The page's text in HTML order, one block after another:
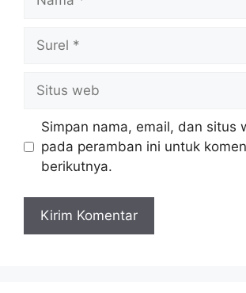
Surel
Situs
web
Simpan nama, email, dan situs
pada peramban ini untuk
berikutnya.